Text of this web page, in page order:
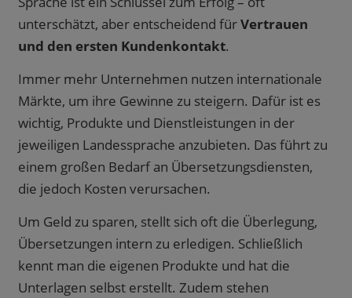
unterschätzt, aber entscheidend fürVertrauen
und den ersten Kundenkontakt.
Immer mehr Unternehmen nutzen internationale
Märkte, um ihre Gewinne zu steigern. Dafür ist es
wichtig, Produkte und Dienstleistungen in der
jeweiligen Landessprache anzubieten. Das führt zu
einem großen Bedarf an Übersetzungsdiensten,
die jedoch Kosten verursachen.
Um Geld zu sparen, stellt sich oft die Überlegung,
Übersetzungen intern zu erledigen. Schließlich
kennt man die eigenen Produkte und hat die
Unterlagen selbst erstellt. Zudem stehen